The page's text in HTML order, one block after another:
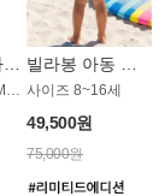
플래닛서프 아동 집업 래쉬가드 UGT001BPS
사이즈 S(8세), M(10세) / 루즈핏 집업 스타일
빌라봉 아동 루즈핏 래쉬가드 BT804W
사이즈 8~16세
49,500원
75,000원